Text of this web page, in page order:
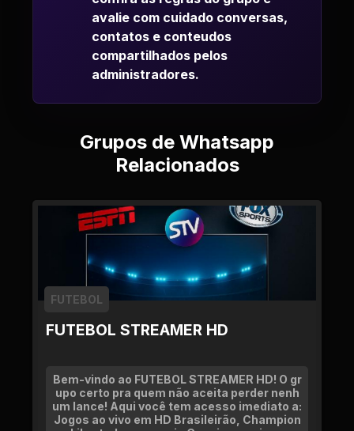
avalie com cuidado conversas,
contatos e conteudos
compartilhados pelos
administradores.
Grupos de Whatsapp
Relacionados
FUTEBOL STREAMER HD
FUTEBOL
Bem-vindo ao FUTEBOL STREAMER HD! O gr
upo certo pra quem não aceita perder nenh
um lance! Aqui você tem acesso imediato a:
Jogos ao vivo em HD Brasileirão, Champion